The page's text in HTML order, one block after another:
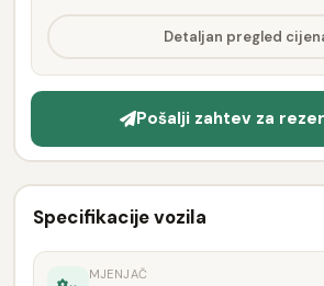
Detaljan pregled
Pošalji zahtev za
Specifikacije vozila
MJENJAČ